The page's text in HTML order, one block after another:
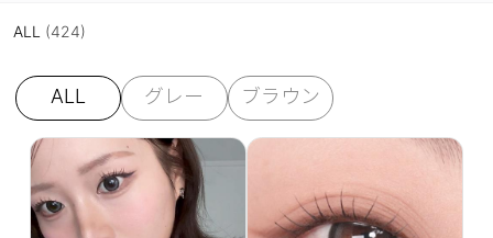
ALL (424)
ALL グレー ブラウン